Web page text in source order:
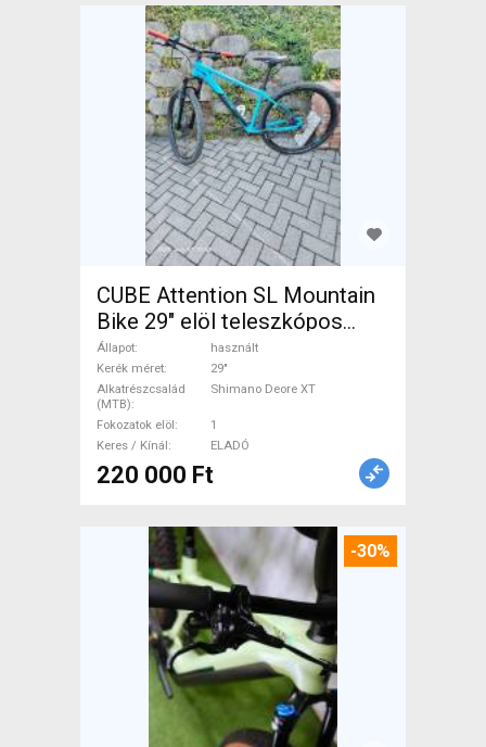
CUBE Attention SL Mountain
Bike 29" elöl teleszkópos
Shimano Deore XT használt
ELADÓ
Állapot
használt
Kerék méret
29"
Alkatrészcsalád
(MTB)
Shimano Deore XT
Fokozatok elöl
1
Keres / Kínál
ELADÓ
220 000 Ft
-30%